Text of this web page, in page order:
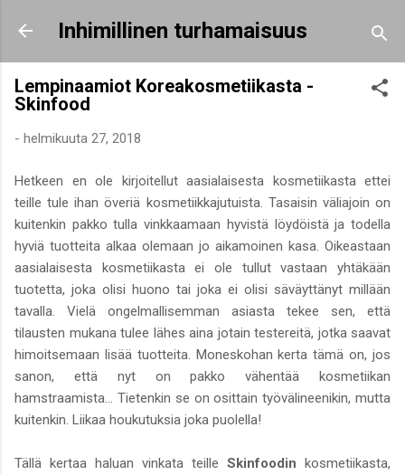
Siirry pääsisältöön
Inhimillinen turhamaisuus
Lempinaamiot Koreakosmetiikasta -
Skinfood
- helmikuuta 27, 2018
Hetkeen en ole kirjoitellut aasialaisesta kosmetiikasta ettei
teille tule ihan överiä kosmetiikkajutuista. Tasaisin väliajoin on
kuitenkin pakko tulla vinkkaamaan hyvistä löydöistä ja todella
hyviä tuotteita alkaa olemaan jo aikamoinen kasa. Oikeastaan
aasialaisesta kosmetiikasta ei ole tullut vastaan yhtäkään
tuotetta, joka olisi huono tai joka ei olisi säväyttänyt millään
tavalla. Vielä ongelmallisemman asiasta tekee sen, että
tilausten mukana tulee lähes aina jotain testereitä, jotka saavat
himoitsemaan lisää tuotteita. Moneskohan kerta tämä on, jos
sanon, että nyt on pakko vähentää kosmetiikan
hamstraamista... Tietenkin se on osittain työvälineenikin, mutta
kuitenkin. Liikaa houkutuksia joka puolella!
Tällä kertaa haluan vinkata teille Skinfoodin kosmetiikasta,